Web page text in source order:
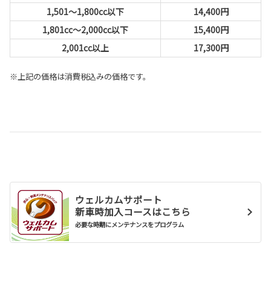
1,501～1,800cc以下
14,400円
1,801cc〜2,000cc以下
15,400円
2,001cc以上
17,300円
※上記の価格は消費税込みの価格です。
ウェルカムサポート
新車時加入コースはこちら
必要な時期にメンテナンスをプログラム